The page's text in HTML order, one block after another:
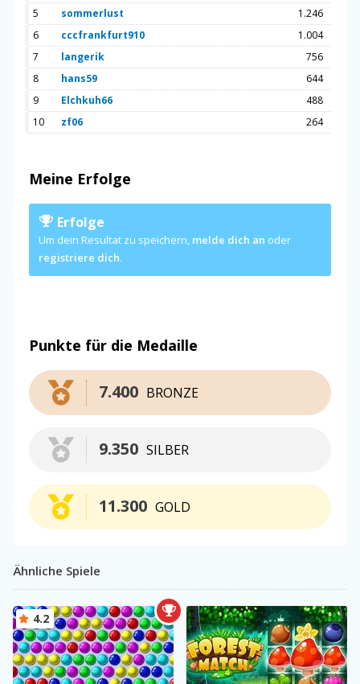
5
sommerlust
1.246
6
cccfrankfurt910
1.004
7
langerik
756
8
hans59
644
9
Elchkuh66
488
10
zf06 264
Meine Erfolge
Erfolge
Um dein Resultat zu speichern, melde dich an oder
registriere dich.
Punkte für die Medaille
BRONZE
7.400
SILBER
9.350
GOLD
11.300
Ähnliche Spiele
4.2